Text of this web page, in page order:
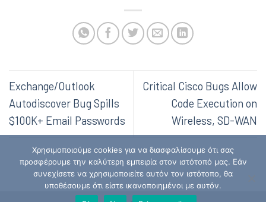
Exchange/Outlook
Autodiscover Bug Spills
$100K+ Email Passwords
Critical Cisco Bugs Allow
Code Execution on
Wireless, SD-WAN
Χρησιμοποιούμε cookies για να διασφαλίσουμε ότι σας
προσφέρουμε την καλύτερη εμπειρία στον ιστότοπό μας. Εάν
συνεχίσετε να χρησιμοποιείτε αυτόν τον ιστότοπο, θα
υποθέσουμε ότι είστε ικανοποιημένοι με αυτόν.